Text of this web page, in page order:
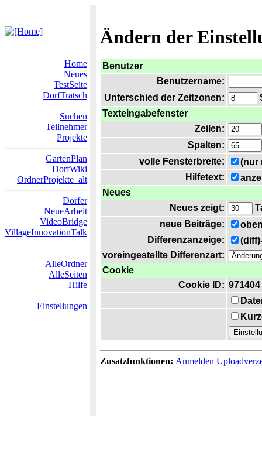
Ändern der
Home
Neues
TestSeite
DorfTratsch
Suchen
Teilnehmer
Projekte
GartenPlan
DorfWiki
OrdnerProjekte_alt
Dörfer
NeueArbeit
VideoBridge
VillageInnovationTalk
AlleOrdner
AlleSeiten
Hilfe
Einstellungen
Benutzer
Benutzername:
Unterschied der Zeitzonen:
Texteingabefenster
Zeilen:
Spalten:
volle Fensterbreite:
(nur
Hilfetext:
Neues
Neues zeigt:
neue Beiträge:
Differenzanzeige:
voreingestellte Differenzart:
Cookie
Cookie ID: 971404
Zusatzfunktionen: Anmelden